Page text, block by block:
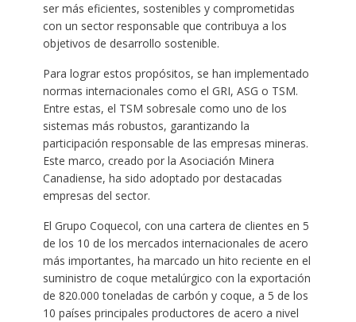
ser más eficientes, sostenibles y comprometidas
con un sector responsable que contribuya a los
objetivos de desarrollo sostenible.
Para lograr estos propósitos, se han implementado
normas internacionales como el GRI, ASG o TSM.
Entre estas, el TSM sobresale como uno de los
sistemas más robustos, garantizando la
participación responsable de las empresas mineras.
Este marco, creado por la Asociación Minera
Canadiense, ha sido adoptado por destacadas
empresas del sector.
El Grupo Coquecol, con una cartera de clientes en 5
de los 10 de los mercados internacionales de acero
más importantes, ha marcado un hito reciente en el
suministro de coque metalúrgico con la exportación
de 820.000 toneladas de carbón y coque, a 5 de los
10 países principales productores de acero a nivel